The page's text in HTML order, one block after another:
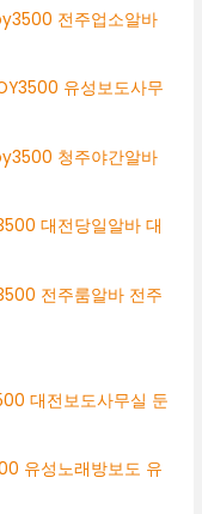
전주업소알바
유성보도사무
청주야간알바
대전당일알바 대
전주룸알바 전주
대전보도사무실 둔
유성노래방보도 유